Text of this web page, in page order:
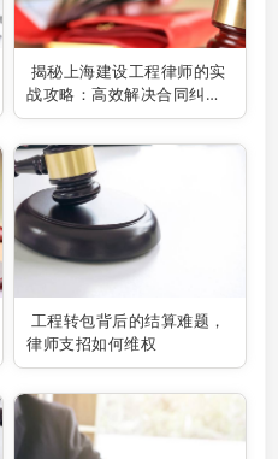
揭秘上海建设工程律师的实
战攻略：高效解决合同纠纷
的秘诀
工程转包背后的结算难题，
律师支招如何维权